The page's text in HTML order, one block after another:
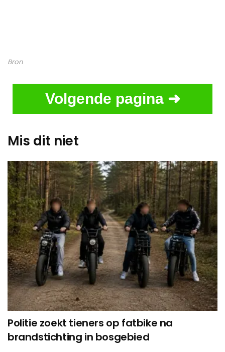
Bron
Volgende pagina ➜
Mis dit niet
Politie zoekt tieners op fatbike na
brandstichting in bosgebied